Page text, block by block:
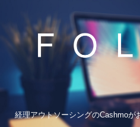
経理アウトソーシングのCashmoが